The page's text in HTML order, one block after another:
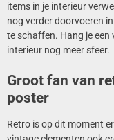
items in je interieur
nog verder doorvoeren
te schaffen. Hang je een
interieur nog meer sfeer.
Groot fan van
poster
Retro is op dit moment